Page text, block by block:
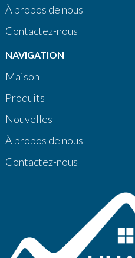
À propos de nous
Contactez-nous
NAVIGATION
Maison
Produits
Nouvelles
À propos de nous
Contactez-nous